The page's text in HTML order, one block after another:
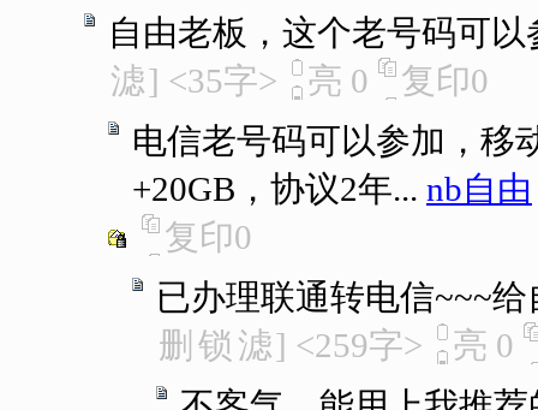
自由老板，这个老号码可以
滤] <35字> 亮 0 复印0
电信老号码可以参加，移
+20GB，协议2年... nb自由
复印0
已办理联通转电信~~~
删 锁 滤] <259字> 亮 0